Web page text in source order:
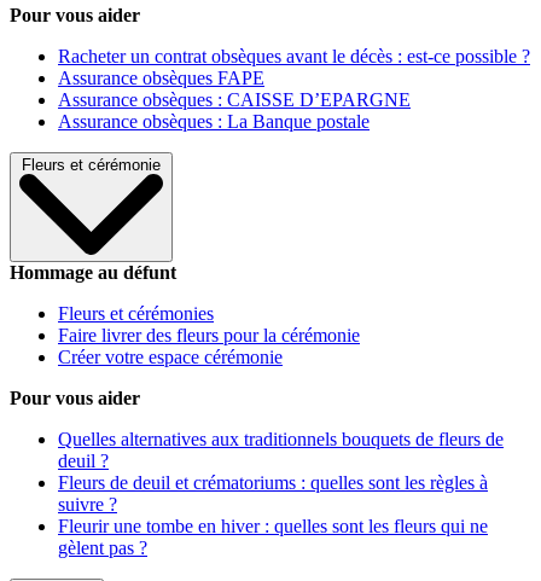
Pour vous aider
Racheter un contrat obsèques avant le décès : est-ce possible ?
Assurance obsèques FAPE
Assurance obsèques : CAISSE D’EPARGNE
Assurance obsèques : La Banque postale
Fleurs et cérémonie
Hommage au défunt
Fleurs et cérémonies
Faire livrer des fleurs pour la cérémonie
Créer votre espace cérémonie
Pour vous aider
Quelles alternatives aux traditionnels bouquets de fleurs de
deuil ?
Fleurs de deuil et crématoriums : quelles sont les règles à
suivre ?
Fleurir une tombe en hiver : quelles sont les fleurs qui ne
gèlent pas ?